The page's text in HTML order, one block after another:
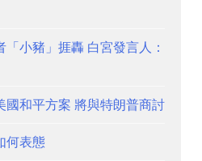
小豬」捱轟 白宮發言人：
國和平方案 將與特朗普商討
何表態